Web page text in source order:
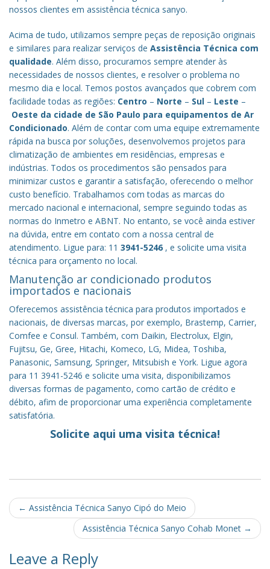
nossos clientes em assistência técnica sanyo.
Acima de tudo, utilizamos sempre peças de reposição originais
e similares para realizar serviços de Assistência Técnica com
qualidade. Além disso, procuramos sempre atender às
necessidades de nossos clientes, e resolver o problema no
mesmo dia e local. Temos postos avançados que cobrem com
facilidade todas as regiões: Centro – Norte – Sul – Leste –
Oeste da cidade de São Paulo para equipamentos de Ar
Condicionado. Além de contar com uma equipe extremamente
rápida na busca por soluções, desenvolvemos projetos para
climatização de ambientes em residências, empresas e
indústrias. Todos os procedimentos são pensados para
minimizar custos e garantir a satisfação, oferecendo o melhor
custo benefício. Trabalhamos com todas as marcas do
mercado nacional e internacional, sempre seguindo todas as
normas do Inmetro e ABNT. No entanto, se você ainda estiver
na dúvida, entre em contato com a nossa central de
atendimento. Ligue para: 11 3941-5246 , e solicite uma visita
técnica para orçamento no local.
Manutenção ar condicionado produtos
importados e nacionais
Oferecemos assistência técnica para produtos importados e
nacionais, de diversas marcas, por exemplo, Brastemp, Carrier,
Comfee e Consul. Também, com Daikin, Electrolux, Elgin,
Fujitsu, Ge, Gree, Hitachi, Komeco, LG, Midea, Toshiba,
Panasonic, Samsung, Springer, Mitsubish e York. Ligue agora
para 11 3941-5246 e solicite uma visita, disponibilizamos
diversas formas de pagamento, como cartão de crédito e
débito, afim de proporcionar uma experiência completamente
satisfatória.
Solicite aqui uma visita técnica!
Post
navigation
← Assistência Técnica Sanyo Cipó do Meio
Assistência Técnica Sanyo Cohab Monet →
Leave a Reply